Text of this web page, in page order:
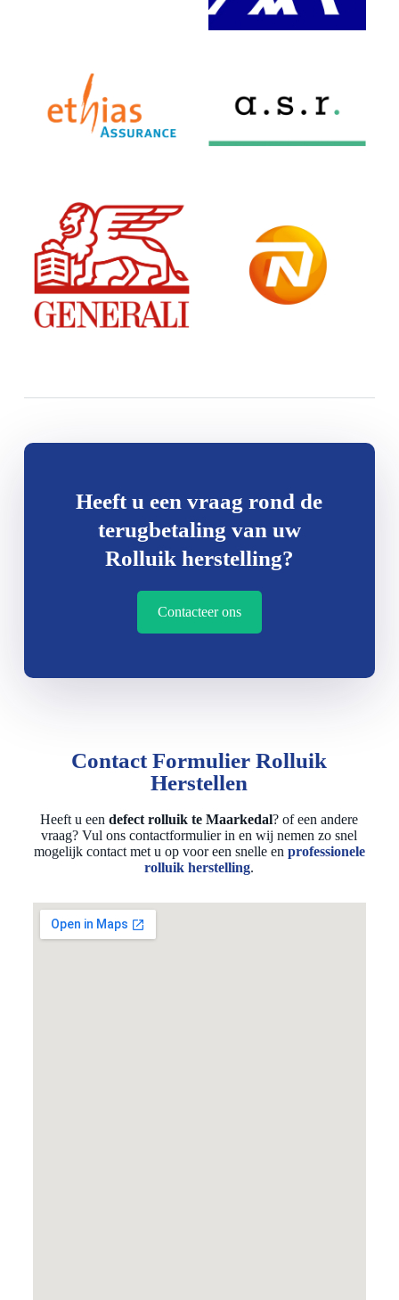
Heeft u een vraag rond de
terugbetaling van uw
Rolluik herstelling?
Contacteer ons
Contact Formulier Rolluik
Herstellen
Heeft u eendefect rolluik te Maarkedal? of een andere
vraag? Vul ons contactformulier in en wij nemen zo snel
mogelijk contact met u op voor een snelle en professionele
rolluik herstelling.